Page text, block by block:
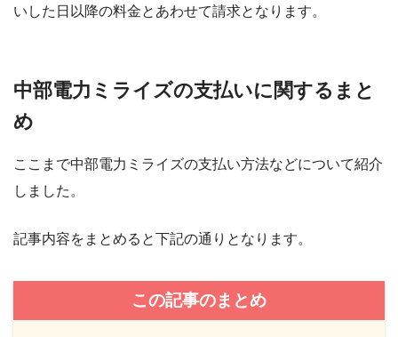
いした日以降の料金とあわせて請求となります。
中部電力ミライズの支払いに関するまと
め
ここまで中部電力ミライズの支払い方法などについて紹介
しました。
記事内容をまとめると下記の通りとなります。
この記事のまとめ